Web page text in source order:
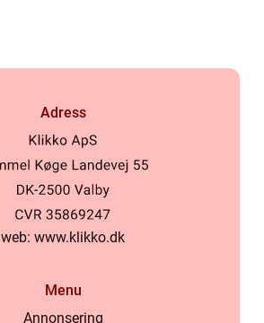
Adress
web: www.klikko.dk
Menu
Annonsering